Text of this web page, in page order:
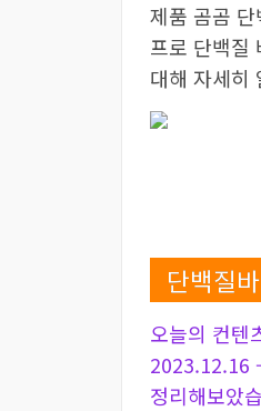
제품 곰곰
프로 단백질
대해 자세히
단백질
오늘의 컨텐
2023.12.16
정리해보았